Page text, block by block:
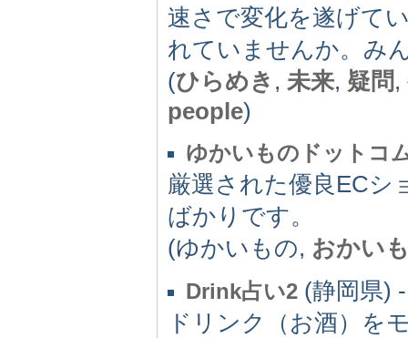
速さで変化を遂げて
れていませんか。み
(ひらめき , 未来, 疑問,
people)
ゆかいものドットコ
厳選された優良ECシ
ばかりです。
(ゆかいもの, おかい
Drink占い2 (静岡県) -
ドリンク（お酒）を